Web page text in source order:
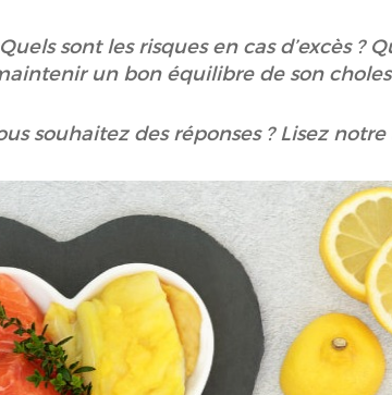
sont les risques en cas d’excès
un bon équilibre de son
souhaitez des réponses ? Lisez